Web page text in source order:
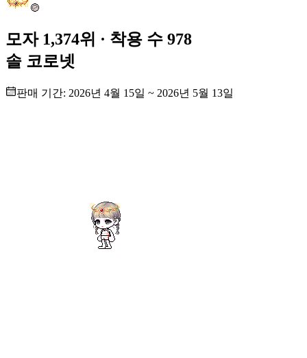
모자 1,374위 · 착용 수 978
솔 코로넷
판매 기간: 2026년 4월 15일 ~ 2026년 5월 13일